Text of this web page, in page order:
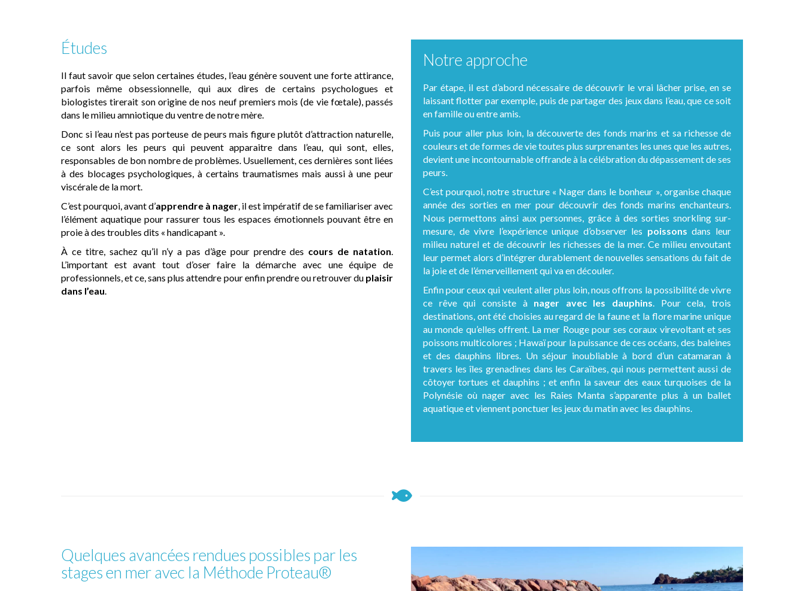
Études
Il faut savoir que selon certaines études, l’eau génère souvent une forte attirance,
parfois même obsessionnelle, qui aux dires de certains psychologues et
biologistes tirerait son origine de nos neuf premiers mois (de vie fœtale), passés
dans le milieu amniotique du ventre de notre mère.
Donc si l’eau n’est pas porteuse de peurs mais figure plutôt d’attraction naturelle,
ce sont alors les peurs qui peuvent apparaitre dans l’eau, qui sont, elles,
responsables de bon nombre de problèmes. Usuellement, ces dernières sont liées
à des blocages psychologiques, à certains traumatismes mais aussi à une peur
viscérale de la mort.
C’est pourquoi, avant d’apprendre à nager , il est impératif de se familiariser avec
l’élément aquatique pour rassurer tous les espaces émotionnels pouvant être en
proie à des troubles dits « handicapant ».
À ce titre, sachez qu’il n’y a pas d’âge pour prendre des cours de natation
L’important est avant tout d’oser faire la démarche avec une équipe de
professionnels, et ce, sans plus attendre pour enfin prendre ou retrouver du plaisir
dans l’eau
Notre approche
Par étape, il est d’abord nécessaire de découvrir le vrai lâcher prise, en se
laissant flotter par exemple, puis de partager des jeux dans l’eau, que ce soit
en famille ou entre amis.
Puis pour aller plus loin, la découverte des fonds marins et sa richesse de
couleurs et de formes de vie toutes plus surprenantes les unes que les autres,
devient une incontournable offrande à la célébration du dépassement de ses
peurs.
C’est pourquoi, notre structure « Nager dans le bonheur », organise chaque
année des sorties en mer pour découvrir des fonds marins enchanteurs.
Nous permettons ainsi aux personnes, grâce à des sorties snorkling sur-
mesure, de vivre l’expérience unique d’observer les poissons dans leur
milieu naturel et de découvrir les richesses de la mer. Ce milieu envoutant
leur permet alors d’intégrer durablement de nouvelles sensations du fait de
la joie et de l’émerveillement qui va en découler.
Enfin pour ceux qui veulent aller plus loin, nous offrons la possibilité de vivre
ce rêve qui consiste à nager avec les dauphins . Pour cela, trois
destinations, ont été choisies au regard de la faune et la flore marine unique
au monde qu’elles offrent. La mer Rouge pour ses coraux virevoltant et ses
poissons multicolores ; Hawaï pour la puissance de ces océans, des baleines
et des dauphins libres. Un séjour inoubliable à bord d’un catamaran à
travers les îles grenadines dans les Caraïbes, qui nous permettent aussi de
côtoyer tortues et dauphins ; et enfin la saveur des eaux turquoises de la
Polynésie où nager avec les Raies Manta s’apparente plus à un ballet
aquatique et viennent ponctuer les jeux du matin avec les dauphins.
Quelques avancées rendues possibles par les
stages en mer avec la Méthode Proteau®